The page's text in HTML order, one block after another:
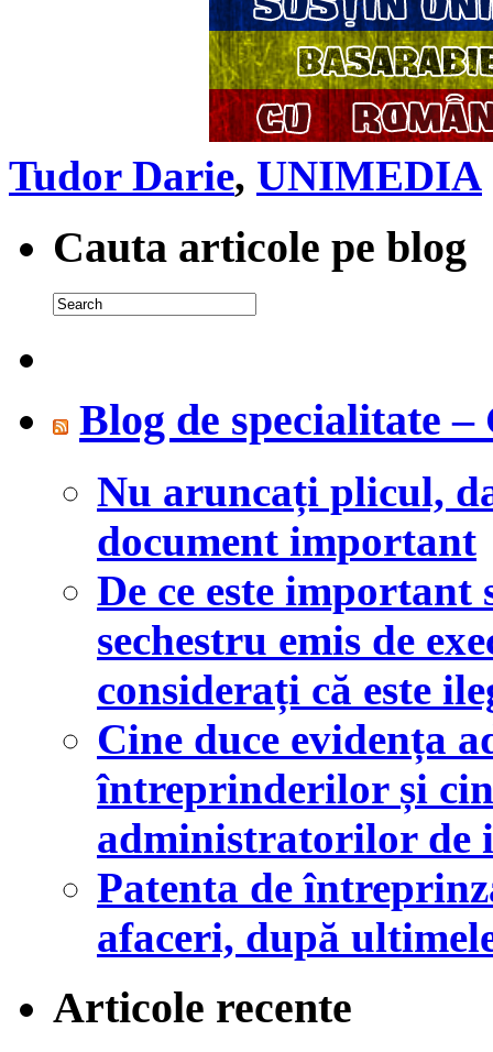
Tudor Darie, UNIMEDIA
Cauta articole pe blog
Blog de specialitate
Nu aruncați plicul,
document important
De ce este important
sechestru emis de
considerați că este
Cine duce evidența
întreprinderilor și
administratorilor de
Patenta de
afaceri, după
Articole recente